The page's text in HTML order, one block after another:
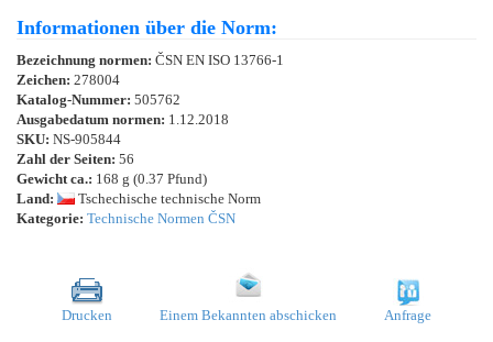
Informationen über die Norm:
Bezeichnung normen: ČSN EN ISO 13766-1
Zeichen: 278004
Katalog-Nummer: 505762
Ausgabedatum normen: 1.12.2018
SKU: NS-905844
Zahl der Seiten: 56
Gewicht ca.: 168 g (0.37 Pfund)
Land:
Tschechische technische Norm
Kategorie: Technische Normen ČSN
Drucken Einem Bekannten abschicken Anfrage